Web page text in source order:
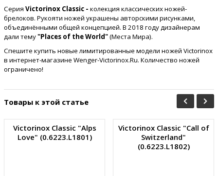
Серия Victorinox Classic - колекция классических ножей-
брелоков. Рукояти ножей украшены авторскими рисунками,
объединёнными общей концепцией. В 2018 году дизайнерам
дали тему"Places of the World"(Места Мира).
Спешите купить новые лимитированные модели ножей Victorinox
в интернет-магазине Wenger-Victorinox.Ru. Количество ножей
ограничено!
Товары к этой статье
Victorinox Classic "Alps
Love" (0.6223.L1801)
Victorinox Classic "Сall of
Switzerland"
(0.6223.L1802)